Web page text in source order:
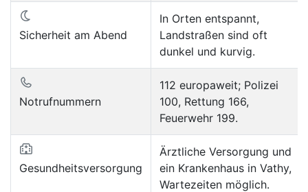
Sicherheit am Abend
In Orten entspannt,
Landstraßen sind oft
dunkel und kurvig.
Notrufnummern
112 europaweit; Polizei
100, Rettung 166,
Feuerwehr 199.
Gesundheitsversorgung
Ärztliche Versorgung und
ein Krankenhaus in Vathy,
Wartezeiten möglich.